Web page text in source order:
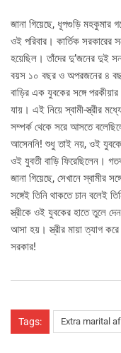
জানা গিয়েছে, ধূপগুড়ি মহকুমার
ওই পরিবার। কার্তিক সরকারের
হয়েছিল। তাঁদের দু’জনের দুই
বয়স ১০ বছর ও অপরজনের ৪
বাড়ির এক যুবকের সঙ্গে
যায়। এই নিয়ে স্বামী-স্ত্রীর
সম্পর্ক থেকে সরে আসতে
আসেননি! শুধু তাই নয়, ওই যুবকের
ওই যুবতী বাড়ি ফিরেছিলেন।
জানা গিয়েছে, সেখানে স্বামীর
সঙ্গেই তিনি থাকতে চান বলেই
স্ত্রীকে ওই যুবকের হাতে তুলে
আসা হয়। স্ত্রীর মায়া ত্যাগ
সরকার!
Tags: Extra marital